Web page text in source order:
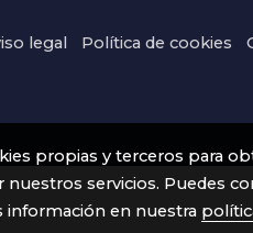
legal Política de cookies
propias y terceros para
nuestros servicios. Puedes
información en nuestra